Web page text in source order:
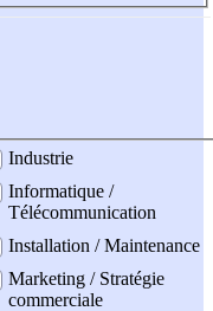
Industrie
Informatique /
Télécommunication
Installation / Maintenance
Marketing / Stratégie
commerciale